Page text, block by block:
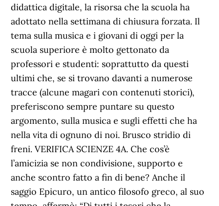
didattica digitale, la risorsa che la scuola ha
adottato nella settimana di chiusura forzata. Il
tema sulla musica e i giovani di oggi per la
scuola superiore è molto gettonato da
professori e studenti: soprattutto da questi
ultimi che, se si trovano davanti a numerose
tracce (alcune magari con contenuti storici),
preferiscono sempre puntare su questo
argomento, sulla musica e sugli effetti che ha
nella vita di ognuno di noi. Brusco stridio di
freni. VERIFICA SCIENZE 4A. Che cos’è
l’amicizia se non condivisione, supporto e
anche scontro fatto a fin di bene? Anche il
saggio Epicuro, un antico filosofo greco, al suo